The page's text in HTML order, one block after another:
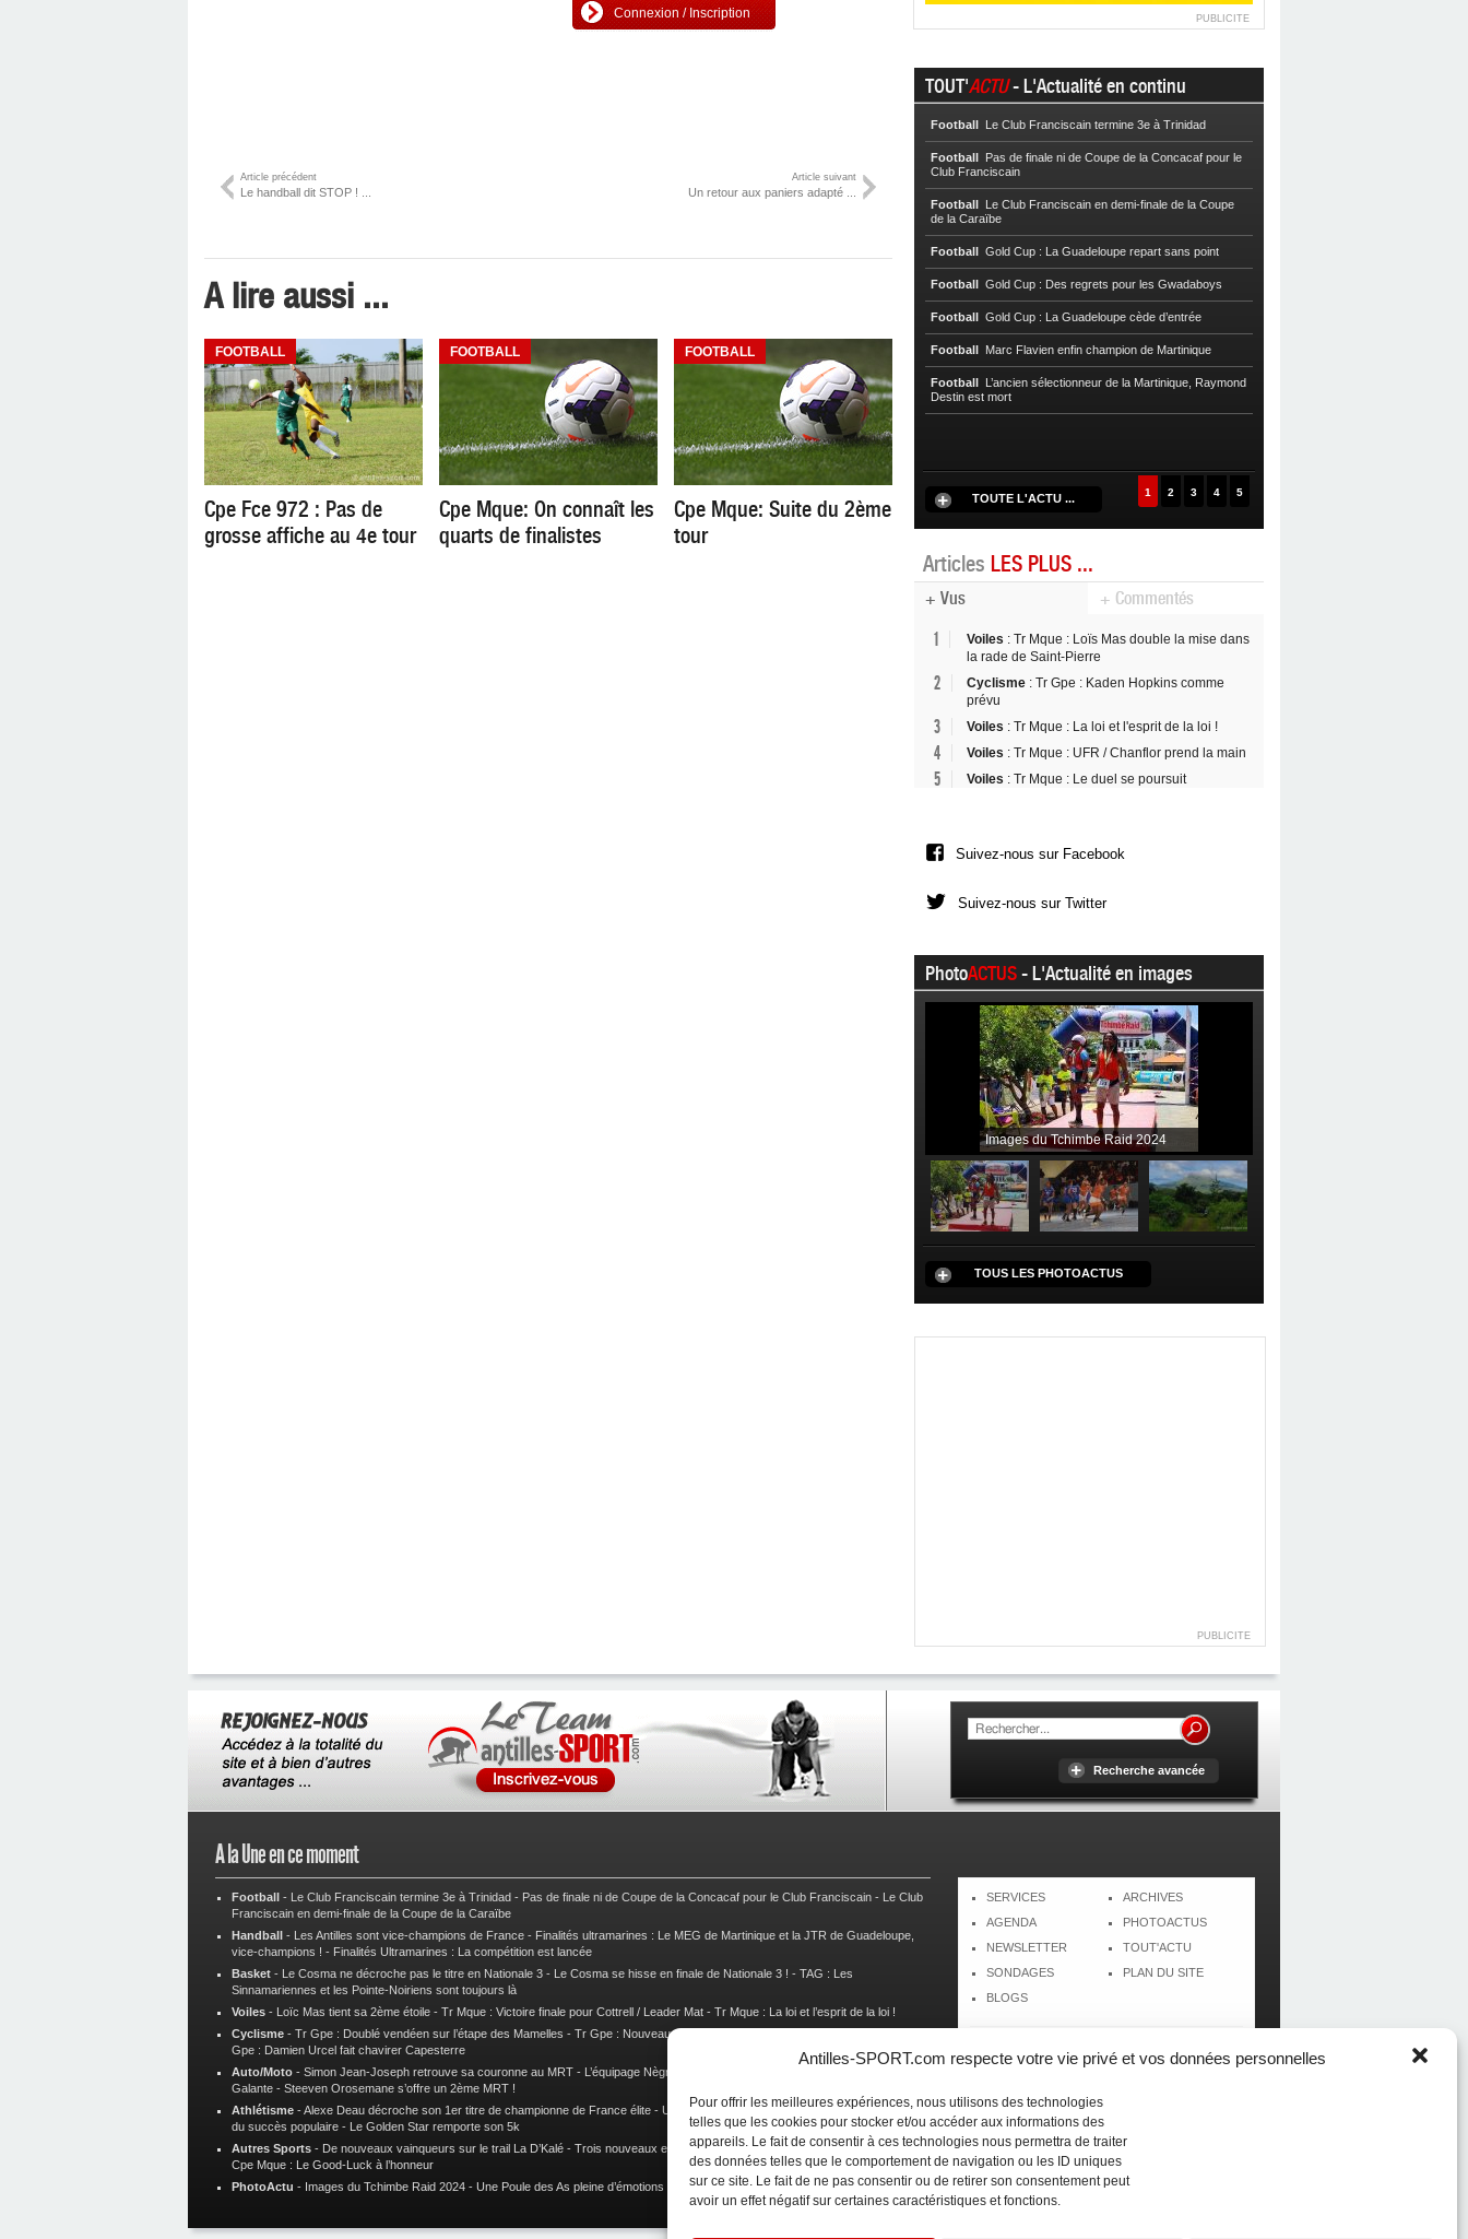
Antilles-SPORT.com respecte votre vie privé et vos données personnelles
Pour offrir les meilleures expériences, nous utilisons des technologies
telles que les cookies pour stocker et/ou accéder aux informations des
appareils. Le fait de consentir à ces technologies nous permettra de traiter
des données telles que le comportement de navigation ou les ID uniques
sur ce site. Le fait de ne pas consentir ou de retirer son consentement peut
avoir un effet négatif sur certaines caractéristiques et fonctions.
Connexion / Inscription
Article précédent
Le handball dit STOP ! ...
Article suivant
Un retour aux paniers adapté ...
A lire aussi ...
FOOTBALL
Cpe Fce 972 : Pas de
grosse affiche au 4e tour
FOOTBALL
Cpe Mque: On connaît les
quarts de finalistes
FOOTBALL
Cpe Mque: Suite du 2ème
tour
PUBLICITE
TOUT'ACTU- L'Actualité en continu
Football Le Club Franciscain termine 3e à Trinidad
Football Pas de finale ni de Coupe de la Concacaf pour le
Club Franciscain
Football Le Club Franciscain en demi-finale de la Coupe
de la Caraïbe
Football Gold Cup : La Guadeloupe repart sans point
Football Gold Cup : Des regrets pour les Gwadaboys
Football Gold Cup : La Guadeloupe cède d’entrée
Football Marc Flavien enfin champion de Martinique
Football L’ancien sélectionneur de la Martinique, Raymond
Destin est mort
TOUTE L'ACTU ... 1 2 3 4 5
Articles LES PLUS ...
+ Vus + Commentés
1 Voiles : Tr Mque : Loïs Mas double la mise dans
la rade de Saint-Pierre
2 Cyclisme : Tr Gpe : Kaden Hopkins comme
prévu
3 Voiles : Tr Mque : La loi et l'esprit de la loi !
4 Voiles : Tr Mque : UFR / Chanflor prend la main
5 Voiles : Tr Mque : Le duel se poursuit
Suivez-nous sur Facebook
Suivez-nous sur Twitter
PhotoACTUS- L'Actualité en images
Images du Tchimbe Raid 2024
TOUS LES PHOTOACTUS
PUBLICITE
Recherche avancée
A la Une en ce moment
Football - Le Club Franciscain termine 3e à Trinidad - Pas de finale ni de Coupe de la Concacaf pour le Club Franciscain - Le Club
Franciscain en demi-finale de la Coupe de la Caraïbe
Handball - Les Antilles sont vice-champions de France - Finalités ultramarines : Le MEG de Martinique et la JTR de Guadeloupe,
vice-champions ! - Finalités Ultramarines : La compétition est lancée
Basket - Le Cosma ne décroche pas le titre en Nationale 3 - Le Cosma se hisse en finale de Nationale 3 ! - TAG : Les
Sinnamariennes et les Pointe-Noiriens sont toujours là
Voiles - Loïc Mas tient sa 2ème étoile - Tr Mque : Victoire finale pour Cottrell / Leader Mat - Tr Mque : La loi et l’esprit de la loi !
Cyclisme - Tr Gpe : Doublé vendéen sur l’étape des Mamelles - Tr Gpe : Nouveau changement de leader, Damien Urcel out
Gpe : Damien Urcel fait chavirer Capesterre
Auto/Moto - Simon Jean-Joseph retrouve sa couronne au MRT - L’équipage Nègre – Gérard remporte le 9e rallye du Pays Marie-
Galante - Steeven Orosemane s’offre un 2ème MRT !
Athlétisme -Alexe Deau décroche son 1er titre de championne de France élite - Un semi marathon sous le signe de la chaleur et
du succès populaire - Le Golden Star remporte son 5k
Autres Sports - De nouveaux vainqueurs sur le trail La D’Kalé - Trois nouveaux et un habitué au palmarès du Trail des Trésors-
Cpe Mque : Le Good-Luck à l’honneur
PhotoActu - Images du Tchimbe Raid 2024 - Une Poule des As pleine d’émotions ! Images de la Woulib 113 X-Trem
SERVICES
AGENDA
NEWSLETTER
SONDAGES
BLOGS
ARCHIVES
PHOTOACTUS
TOUT'ACTU
PLAN DU SITE